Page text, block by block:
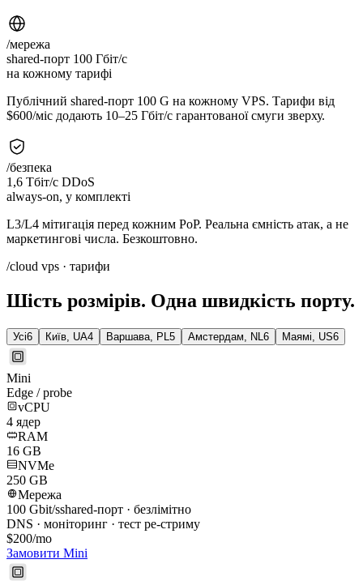
/мережа
shared-порт 100 Гбіт/с
на кожному тарифі
Публічний shared-порт 100 G на кожному VPS. Тарифи від
$600/міс додають 10–25 Гбіт/с гарантованої смуги зверху.
/безпека
1,6 Тбіт/с DDoS
always-on, у комплекті
L3/L4 мітигація перед кожним PoP. Реальна ємність атак, а не
маркетингові числа. Безкоштовно.
/cloud vps · тарифи
Шість розмірів. Одна швидкість порту.
Усі6 Київ, UA4 Варшава, PL 5 Амстердам, NL 6 Маямі, US6
Mini
Edge / probe
vCPU
4 ядер
RAM
16 GB
NVMe
250 GB
Мережа
100 Gbit/sshared-порт · безлімітно
DNS · моніторинг · тест ре-стриму
$200/mo
Замовити Mini